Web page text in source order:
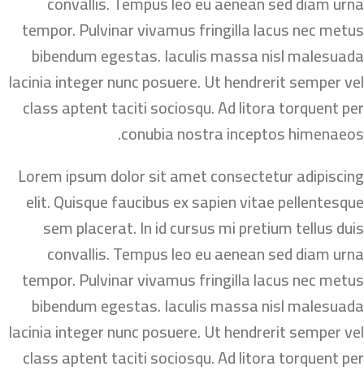
tempor. Pulvinar vivamus fringilla lacus nec metus
bibendum egestas. Iaculis massa nisl malesuada
lacinia integer nunc posuere. Ut hendrerit semper vel
class aptent taciti sociosqu. Ad litora torquent per
conubia nostra inceptos himenaeos.
Lorem ipsum dolor sit amet consectetur adipiscing
elit. Quisque faucibus ex sapien vitae pellentesque
sem placerat. In id cursus mi pretium tellus duis
convallis. Tempus leo eu aenean sed diam urna
tempor. Pulvinar vivamus fringilla lacus nec metus
bibendum egestas. Iaculis massa nisl malesuada
lacinia integer nunc posuere. Ut hendrerit semper vel
class aptent taciti sociosqu. Ad litora torquent per